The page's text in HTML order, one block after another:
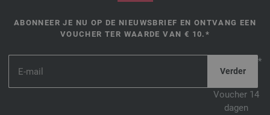
ABONNEER JE NU OP DE NIEUWSBRIEF EN ONTVANG EEN
VOUCHER TER WAARDE VAN € 10.*
*
Voucher 14
dagen